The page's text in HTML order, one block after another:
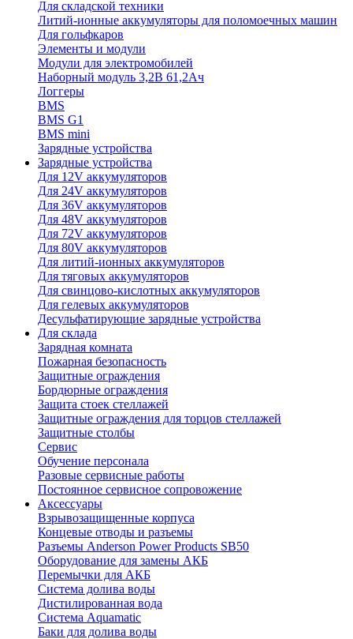
Для складской техники
Литий-ионные аккумуляторы для поломоечных машин
Для гольфкаров
Элементы и модули
Модули для электромобилей
Наборный модуль 3,2В 61,2Ач
Логгеры
BMS
BMS G1
BMS mini
Зарядные устройства
Зарядные устройства
Для 12V аккумуляторов
Для 24V аккумуляторов
Для 36V аккумуляторов
Для 48V аккумуляторов
Для 72V аккумуляторов
Для 80V аккумуляторов
Для литий-ионных аккумуляторов
Для тяговых аккумуляторов
Для свинцово-кислотных аккумуляторов
Для гелевых аккумуляторов
Десульфатирующие зарядные устройства
Для склада
Зарядная комната
Пожарная безопасность
Защитные ограждения
Бордюрные ограждения
Защита стоек стеллажей
Защитные ограждения для торцов стеллажей
Защитные столбы
Сервис
Обучение персонала
Разовые сервисные работы
Постоянное сервисное сопровожение
Аксессуары
Взрывозащищенные корпуса
Концевые отводы и разъемы
Разъемы Anderson Power Products SB50
Оборудование для замены АКБ
Перемычки для АКБ
Система долива воды
Дистилированная вода
Система Aquamatic
Баки для долива воды